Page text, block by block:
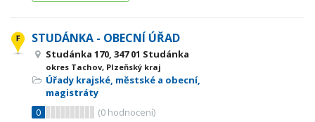
STUDÁNKA - OBECNÍ ÚŘAD
Studánka 170, 347 01 Studánka
okres Tachov, Plzeňský kraj
Úřady krajské, městské a obecní,
magistráty
0
(0 hodnocení)